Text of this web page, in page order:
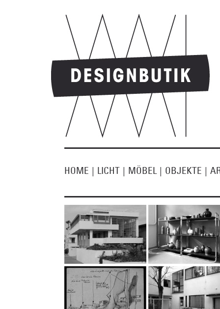
HOME | LICHT | MÖBEL | OBJEKTE |